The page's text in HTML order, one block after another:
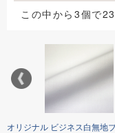
この中から3個で
オリジナル ビジネス白無地